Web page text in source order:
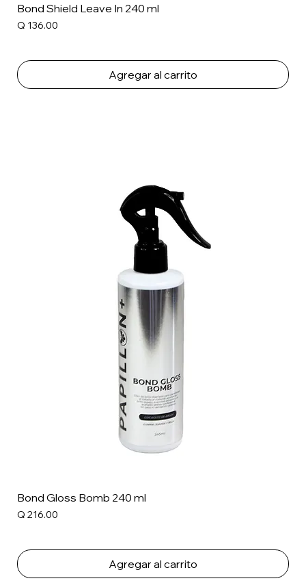
Bond Shield Leave In 240 ml
Precio
Q 136.00
Agregar al carrito
Bond Gloss Bomb 240 ml
Precio
Q 216.00
Agregar al carrito